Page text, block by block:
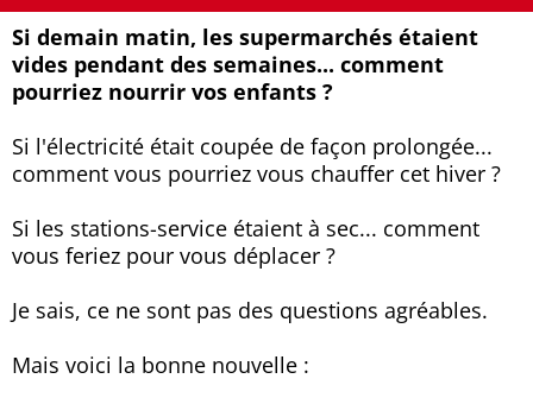
Si demain matin, les supermarchés étaient
vides pendant des semaines... comment
pourriez nourrir vos enfants ?
Si l'électricité était coupée de façon prolongée...
comment vous pourriez vous chauffer cet hiver ?
Si les stations-service étaient à sec... comment
vous feriez pour vous déplacer ?
Je sais, ce ne sont pas des questions agréables.
Mais voici la bonne nouvelle :